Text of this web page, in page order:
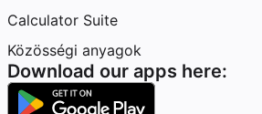
Calculator Suite
Közösségi anyagok
Download our apps here: